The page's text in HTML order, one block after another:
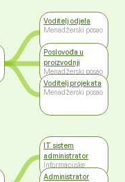
Voditelj odjela
Menadžerski posao
Poslovođa u
proizvodnji
Menadžerski posao
Voditelj projekata
Menadžerski posao
IT sistem
administrator
Informacijske
tehnologije
Administrator